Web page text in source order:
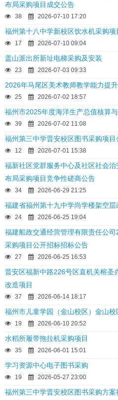
布局采购项目成交公告
38 2026-07-10 17:20
福州第十八中学新校区饮水机采购
17 2026-07-10 09:04
盖山派出所新址电梯采购及安装
23 2026-07-03 09:33
2026年马尾区美术教师教学能力提升
25 2026-07-02 18:57
福州市2025年度海洋生产总值核算
39 2026-07-02 11:08
福州第三中学晋安校区图书采购项
12 2026-07-01 15:38
福新社区党群服务中心及社区社会
布局采购项目竞争性磋商公告
34 2026-06-29 21:25
福建省福州第十九中学尚学楼架空层
24 2026-06-25 19:04
福建船政交通经营管理有限责任公
采购项目公开招标招标公告
27 2026-06-25 16:53
晋安区福新中路226号区直机关榕圣
改造项目
37 2026-06-14 18:17
福州市儿童学园（金山校区）金山
19 2026-06-10 20:52
水稻所履带拖拉机采购项目
35 2026-06-01 15:01
学习资源中心电子图书采购
19 2026-05-27 23:00
福州第三中学晋安校区图书采购方案